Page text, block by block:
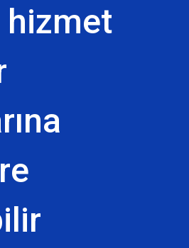
hizmet